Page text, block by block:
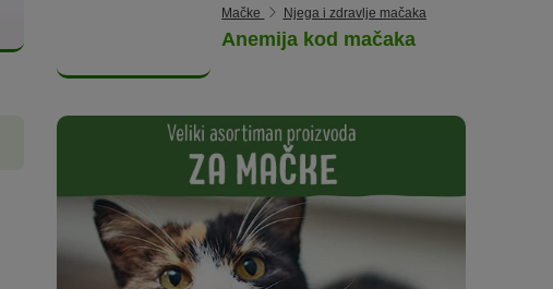
Mačke Njega i zdravlje mačaka
Anemija kod mačaka